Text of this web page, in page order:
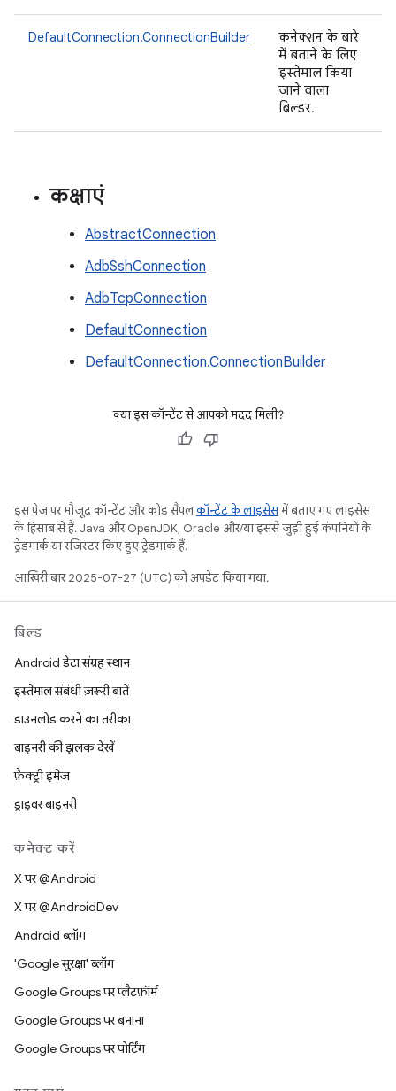
DefaultConnection.ConnectionBuilder
कनेक्शन के बारे
में बताने के लिए
इस्तेमाल किया
जाने वाला
बिल्डर.
कक्षाएं
AbstractConnection
AdbSshConnection
AdbTcpConnection
DefaultConnection
DefaultConnection.ConnectionBuilder
क्या इस कॉन्टेंट से आपको मदद मिली?
इस पेज पर मौजूद कॉन्टेंट और कोड सैंपलकॉन्टेंट के लाइसेंसमें बताए गए लाइसेंस
के हिसाब से हैं. Java और OpenJDK, Oracle और/या इससे जुड़ी हुई कंपनियों के
ट्रेडमार्क या रजिस्टर किए हुए ट्रेडमार्क हैं.
आखिरी बार 2025-07-27 (UTC) को अपडेट किया गया.
बिल्ड
Android डेटा संग्रह स्थान
इस्तेमाल संबंधी ज़रूरी बातें
डाउनलोड करने का तरीका
बाइनरी की झलक देखें
फ़ैक्ट्री इमेज
ड्राइवर बाइनरी
कनेक्ट करें
X पर @Android
X पर @AndroidDev
Android ब्लॉग
'Google सुरक्षा' ब्लॉग
Google Groups पर प्लैटफ़ॉर्म
Google Groups पर बनाना
Google Groups पर पोर्टिंग